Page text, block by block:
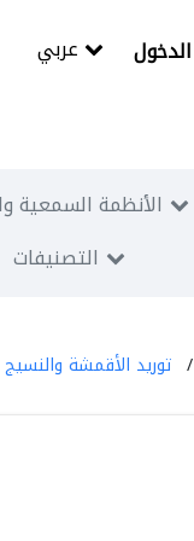
الأنظمة السمعية
التصنيفات
توريد الأقمشة والنسيج